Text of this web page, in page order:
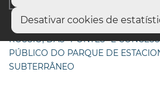
Desativar cookies de
Início
ADJUDICADA OBRA DE
ROSSIO, DAS “PONTES” E
PÚBLICO DO PARQUE DE
SUBTERRÂNEO